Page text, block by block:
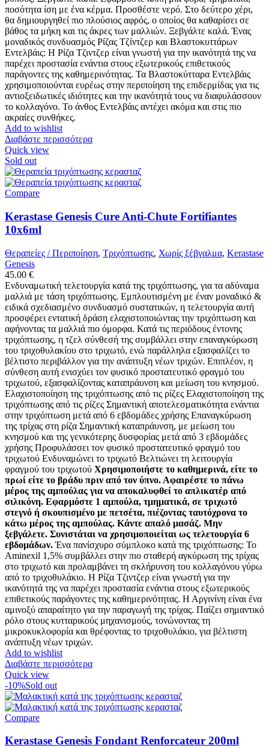
ποσότητα ίση με ένα κέρμα. Προσθέστε νερό. Στο δεύτερο χέρι,
θα δημιουργηθεί πιο πλούσιος αφρός, ο οποίος θα καθαρίσει σε
βάθος τα μήκη και τις άκρες των μαλλιών. Ξεβγάλτε καλά. Ένας
μοναδικός συνδυασμός Ρίζας Τζίντζερ και Βλαστοκυττάρων
Εντελβάις: Η Ρίζα Τζιντζερ είναι γνωστή για την ικανότητά της να
παρέχει προστασία ενάντια στους εξωτερικούς επιθετικούς
παράγοντες της καθημερινότητας. Τα Βλαστοκύτταρα Εντελβάις
χρησιμοποιούνται ευρέως στην περιποίηση της επιδερμίδας για τις
αντιοξειδωτικές ιδιότητες και την ικανότητά τους να διαφυλάσσουν
το κολλαγόνο. Το άνθος Εντελβάις αντέχει ακόμα και στις πιο
ακραίες συνθήκες.
Add to wishlist
Διαβάστε περισσότερα
Quick view
Sold out
Compare
Kerastase Genesis Cure Anti-Chute Fortifiantes
10x6ml
Θεραπείες / Περιποίηση, Τριχόπτωσης, Χωρίς ξέβγαλμα, Kerastase
Genesis
45.00 €
Ενδυναμωτική τελετουργία κατά της τριχόπτωσης, για τα αδύναμα
μαλλιά με τάση τριχόπτωσης. Εμπλουτισμένη με έναν μοναδικό &
ειδικά σχεδιασμένο συνδυασμό συστατικών, η τελετουργία αυτή
προσφέρει εντατική δράση ελαχιστοποιώντας την τριχόπτωση και
αφήνοντας τα μαλλιά πιο όμορφα. Κατά τις περιόδους έντονης
τριχόπτωσης, η τζελ σύνθεσή της συμβάλλει στην επαναγκύρωση
του τριχοθυλακίου στο τριχωτό, ενώ παράλληλα εξασφαλίζει το
βέλτιστο περιβάλλον για την ανάπτυξη νέων τριχών. Επιπλέον, η
σύνθεση αυτή ενισχύει τον φυσικό προστατευτικό φραγμό του
τριχωτού, εξασφαλίζοντας καταπράυνση και μείωση του κνησμού.
Ελαχιστοποίηση της τριχόπτωσης από τις ρίζες Ελαχιστοποίηση της
τριχόπτωσης από τις ρίζες Σημαντική αποτελεσματικότητα ενάντια
στην τριχόπτωση μετά από 6 εβδομάδες χρήσης Επαναγκύρωση
της τρίχας στη ρίζα Σημαντική καταπράυνση, με μείωση του
κνησμού και της γενικότερης δυσφορίας μετά από 3 εβδομάδες
χρήσης Προφυλάσσει τον φυσικό προστατευτικό φραγμό του
τριχωτού Ενδυναμώνει το τριχωτό Βελτιώνει τη λειτουργία
φραγμού του τριχωτού Χρησιμοποιήστε το καθημερινά, είτε το
πρωί είτε το βράδυ πριν από τον ύπνο. Αφαιρέστε το πάνω
μέρος της αμπούλας για να αποκαλυφθεί το απλικατέρ από
σιλικόνη. Εφαρμόστε 1 αμπούλα, τμηματικά, σε τριχωτό
στεγνό ή σκουπισμένο με πετσέτα, πιέζοντας ταυτόχρονα το
κάτω μέρος της αμπούλας. Κάντε απαλό μασάζ. Μην
ξεβγάλετε. Συνιστάται να χρησιμοποιείται ως τελετουργία 6
εβδομάδων.Ένα πανίσχυρο σύμπλοκο κατά της τριχόπτωσης: Το
Aminexil 1,5% συμβάλλει στην πιο σταθερή αγκύρωση της τρίχας
στο τριχωτό και προλαμβάνει τη σκλήρυνση του κολλαγόνου γύρω
από το τριχοθυλάκιο. Η Ρίζα Τζιντζερ είναι γνωστή για την
ικανότητά της να παρέχει προστασία ενάντια στους εξωτερικούς
επιθετικούς παράγοντες της καθημερινότητας. Η Αργινίνη είναι ένα
αμινοξύ απαραίτητο για την παραγωγή της τρίχας. Παίζει σημαντικό
ρόλο στους κυτταρικούς μηχανισμούς, τονώνοντας τη
μικροκυκλοφορία και θρέφοντας το τριχοθυλάκιο, για βέλτιστη
ανάπτυξη νέων τριχών.
Add to wishlist
Διαβάστε περισσότερα
Quick view
-10%Sold out
Compare
Kerastase Genesis Fondant Renforcateur 200ml